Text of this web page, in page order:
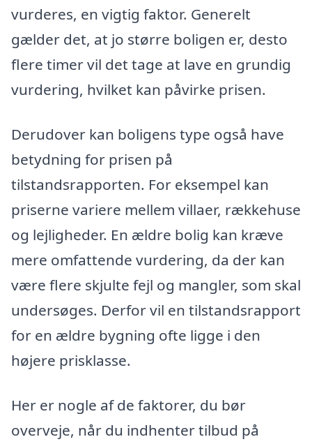
vurderes, en vigtig faktor. Generelt
gælder det, at jo større boligen er, desto
flere timer vil det tage at lave en grundig
vurdering, hvilket kan påvirke prisen.
Derudover kan boligens type også have
betydning for prisen på
tilstandsrapporten. For eksempel kan
priserne variere mellem villaer, rækkehuse
og lejligheder. En ældre bolig kan kræve
mere omfattende vurdering, da der kan
være flere skjulte fejl og mangler, som skal
undersøges. Derfor vil en tilstandsrapport
for en ældre bygning ofte ligge i den
højere prisklasse.
Her er nogle af de faktorer, du bør
overveje, når du indhenter tilbud på